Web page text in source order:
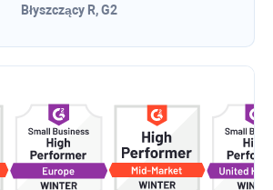
Błyszczący R, G2